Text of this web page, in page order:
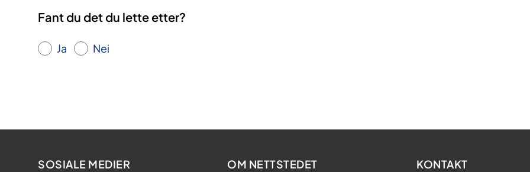
Fant du det du lette etter?
Ja Nei
SOSIALE MEDIER OM NETTSTEDET KONTAKT